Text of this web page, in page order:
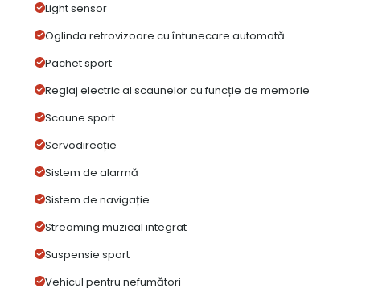
Light sensor
Oglinda retrovizoare cu întunecare automată
Pachet sport
Reglaj electric al scaunelor cu funcție de memorie
Scaune sport
Servodirecție
Sistem de alarmă
Sistem de navigație
Streaming muzical integrat
Suspensie sport
Vehicul pentru nefumători